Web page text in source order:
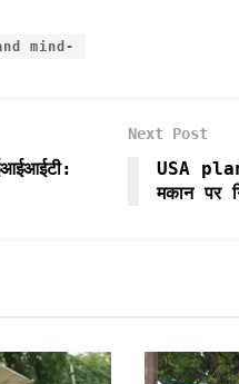
mind-
Next Post
USA
मकान पर